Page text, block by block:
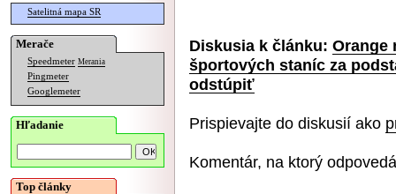
Satelitná mapa SR
Merače
Speedmeter Merania
Pingmeter
Googlemeter
Hľadanie
Top články
Diskusia k článku: Orange
športových staníc za
odstúpiť
Prispievajte do diskusií ako
Komentár, na ktorý